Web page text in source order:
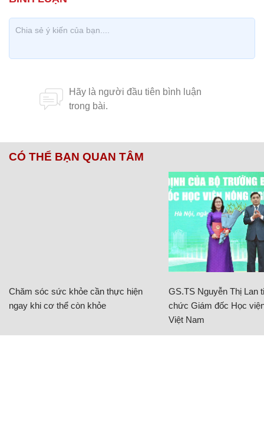
CÓ THỂ BẠN QUAN TÂM
Chăm sóc sức khỏe cần thực hiện
ngay khi cơ thể còn khỏe
GS.TS Nguyễn Thị Lan
chức Giám đốc Học
Việt Nam